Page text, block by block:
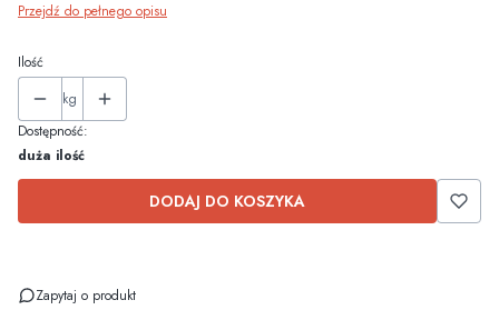
Przejdź do pełnego opisu
Ilość
kg
Dostępność:
duża ilość
DODAJ DO KOSZYKA
Zapytaj o produkt